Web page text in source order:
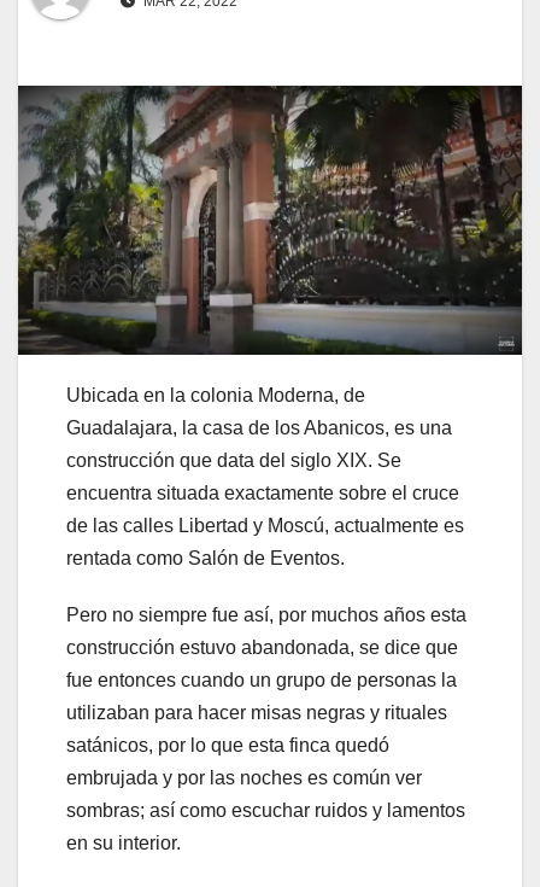
Ubicada en la colonia Moderna, de
Guadalajara, la casa de los Abanicos, es una
construcción que data del siglo XIX. Se
encuentra situada exactamente sobre el cruce
de las calles Libertad y Moscú, actualmente es
rentada como Salón de Eventos.
Pero no siempre fue así, por muchos años esta
construcción estuvo abandonada, se dice que
fue entonces cuando un grupo de personas la
utilizaban para hacer misas negras y rituales
satánicos, por lo que esta finca quedó
embrujada y por las noches es común ver
sombras; así como escuchar ruidos y lamentos
en su interior.